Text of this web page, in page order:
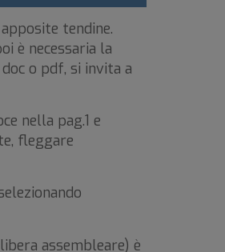
tendine.
è necessaria la
o pdf, si invita a
nella pag.1 e
fleggare
assembleare) è